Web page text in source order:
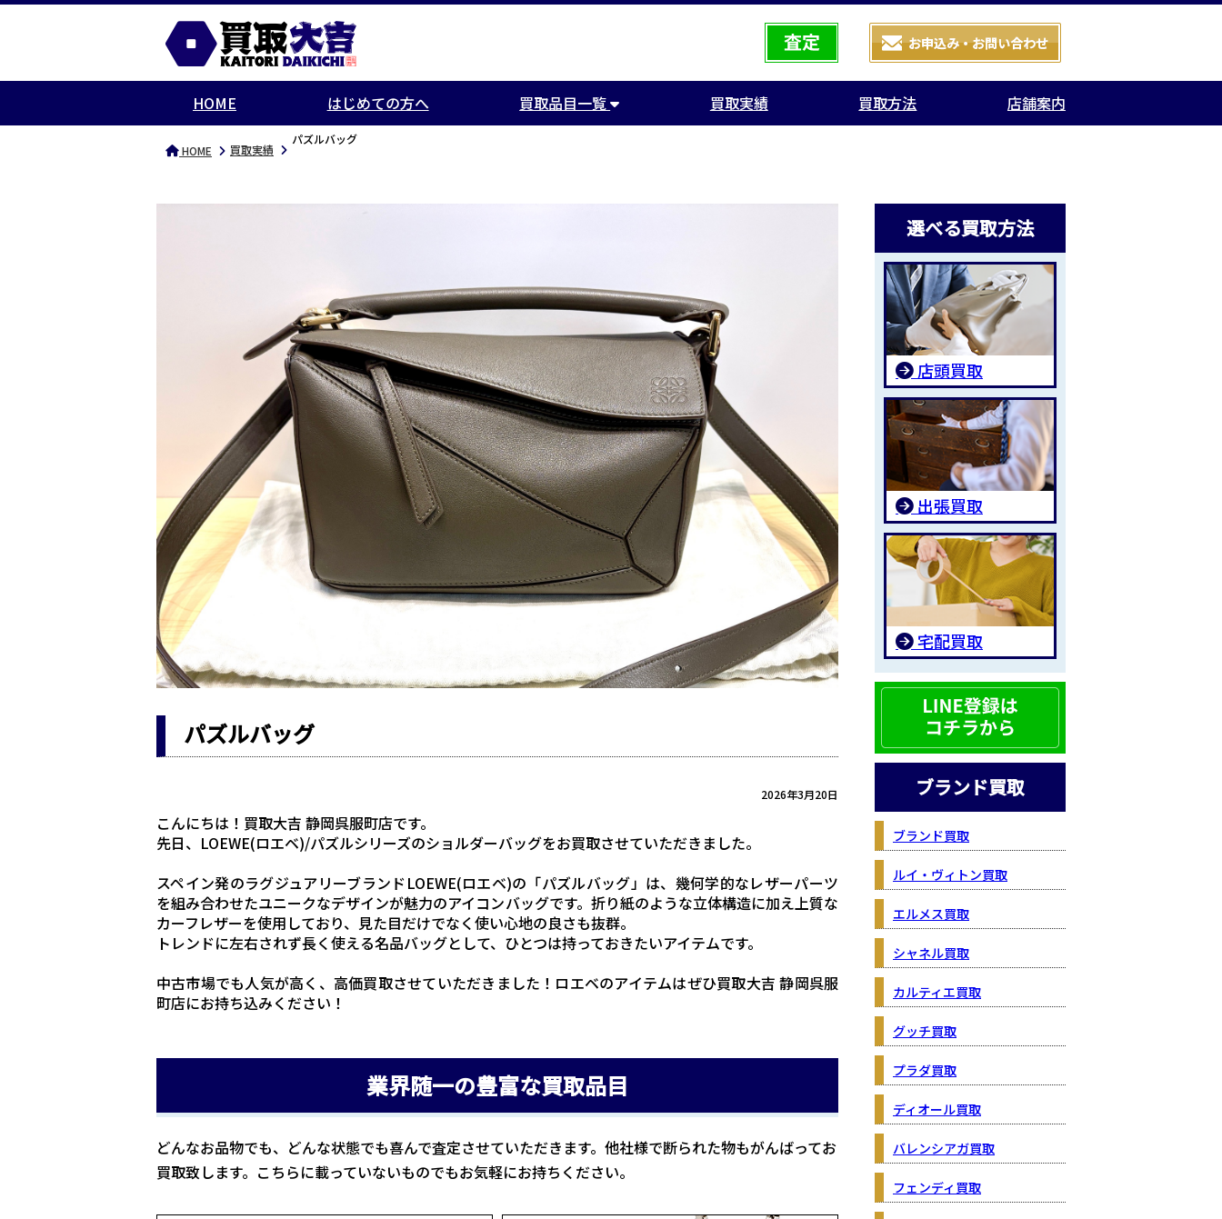
HOME はじめての方へ 買取品目一覧 買取実績 買取方法 店舗案内
HOME 買取実績
パズルバッグ
パズルバッグ
2026年3月20日
こんにちは！買取大吉 静岡呉服町店です。
先日、LOEWE(ロエベ)/パズルシリーズのショルダーバッグをお買取させていただきました。
スペイン発のラグジュアリーブランドLOEWE(ロエベ)の「パズルバッグ」は、幾何学的なレザーパーツ
を組み合わせたユニークなデザインが魅力のアイコンバッグです。折り紙のような立体構造に加え上質な
カーフレザーを使用しており、見た目だけでなく使い心地の良さも抜群。
トレンドに左右されず長く使える名品バッグとして、ひとつは持っておきたいアイテムです。
中古市場でも人気が高く、高価買取させていただきました！ロエベのアイテムはぜひ買取大吉 静岡呉服
町店にお持ち込みください！
業界随一の豊富な買取品目
どんなお品物でも、どんな状態でも喜んで査定させていただきます。他社様で断られた物もがんばってお
買取致します。こちらに載っていないものでもお気軽にお持ちください。
選べる買取方法
店頭買取
出張買取
宅配買取
ブランド買取
ブランド買取
ルイ・ヴィトン買取
エルメス買取
シャネル買取
カルティエ買取
グッチ買取
プラダ買取
ディオール買取
バレンシアガ買取
フェンディ買取